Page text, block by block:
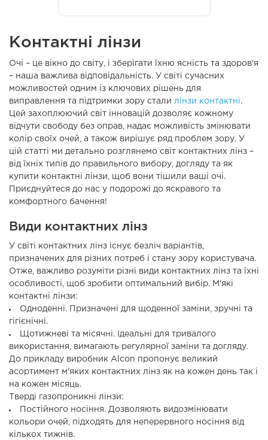
Контактні лінзи
Очі – це вікно до світу, і зберігати їхню ясність та здоров'я
– наша важлива відповідальність. У світі сучасних
можливостей одним із ключових рішень для
виправлення та підтримки зору стали лінзи контактні.
Цей захоплюючий світ інновацій дозволяє кожному
відчути свободу без оправ, надає можливість змінювати
колір своїх очей, а також вирішує ряд проблем зору. У
цій статті ми детально розглянемо світ контактних лінз –
від їхніх типів до правильного вибору, догляду та як
купити контактні лінзи, щоб вони тішили ваші очі.
Приєднуйтеся до нас у подорожі до яскравого та
комфортного бачення!
Види контактних лінз
У світі контактних лінз існує безліч варіантів,
призначених для різних потреб і стану зору користувача.
Отже, важливо розуміти різні види контактних лінз та їхні
особливості, щоб зробити оптимальний вибір. М'які
контактні лінзи:
Одноденні. Призначені для щоденної заміни, зручні та
гігієнічні.
Щотижневі та місячні. Ідеальні для тривалого
використання, вимагають регулярної заміни та догляду.
До прикладу виробник Alcon пропонує великий
асортимент м'яких контактних лінз як на кожен день так і
на кожен місяць.
Тверді газопроникні лінзи:
Постійного носіння. Дозволяють видозмінювати
кольори очей, підходять для неперервного носіння від
кількох тижнів.